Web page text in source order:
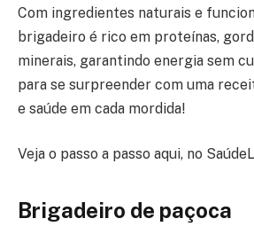
Com ingredientes naturais e
brigadeiro é rico em proteínas,
minerais, garantindo energia sem
para se surpreender com uma
e saúde em cada mordida!
Veja o passo a passo aqui, no
Brigadeiro de paçoca